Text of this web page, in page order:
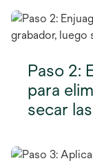
Paso 2:
para
secar